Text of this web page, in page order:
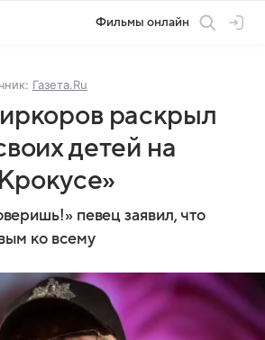
Фильмы онлайн
Газета.Ru
раскрыл
детей на
певец заявил, что
ко всему